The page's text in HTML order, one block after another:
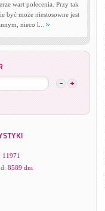
wart polecenia. Przy tak
być może niestosowne jest
nieco l...
11971
8589 dni